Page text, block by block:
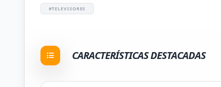
#TELEVISORES
CARACTERÍSTICAS DESTACADAS